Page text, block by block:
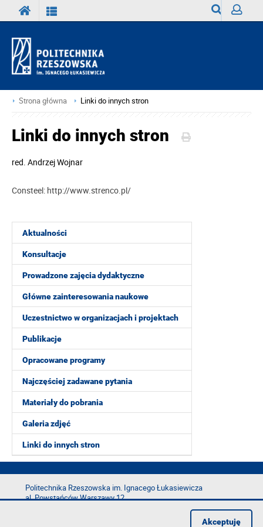
Strona główna Linki do innych stron
Aktualności
Konsultacje
Prowadzone zajęcia dydaktyczne
Główne zainteresowania naukowe
Uczestnictwo w organizacjach i projektach
Publikacje
Opracowane programy
Najczęściej zadawane pytania
Materiały do pobrania
Galeria zdjęć
Linki do innych stron
Linki do innych stron
red. Andrzej Wojnar
Consteel: http://www.strenco.pl/
Politechnika Rzeszowska im. Ignacego Łukasiewicza
al. Powstańców Warszawy 12
Akceptuję